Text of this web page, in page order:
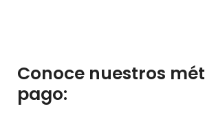
Conoce nuestros
pago: